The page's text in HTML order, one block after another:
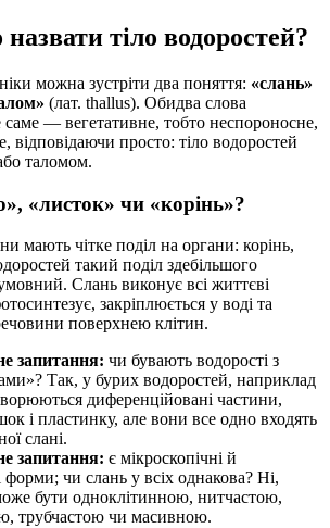
тіло водоростей?
можна зустріти два поняття: «слань»
(лат. thallus). Обидва слова
саме — вегетативне, тобто неспороносне,
відповідаючи просто: тіло водоростей
таломом.
«листок» чи «корінь»?
мають чітке поділ на органи: корінь,
такий поділ здебільшого
Слань виконує всі життєві
закріплюється у воді та
поверхнею клітин.
запитання: чи бувають водорості з
Так, у бурих водоростей, наприклад
диференційовані частини,
і пластинку, але вони все одно входять
слані.
запитання: є мікроскопічні й
форми; чи слань у всіх однакова? Ні,
бути одноклітинною, нитчастою,
трубчастою чи масивною.